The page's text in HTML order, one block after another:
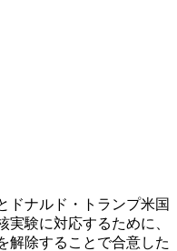
ドナルド・トランプ米国
験に対応するために、
解除することで合意した